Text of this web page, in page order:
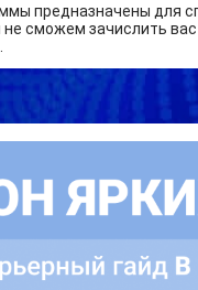
предназначены для
сможем зачислить